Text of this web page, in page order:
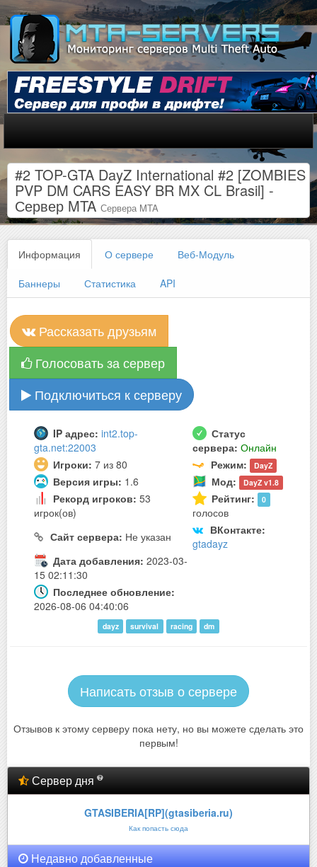
#2 TOP-GTA DayZ International #2 [ZOMBIES
PVP DM CARS EASY BR MX CL Brasil] -
Сервер MTA Сервера MTA
Информация О сервере Веб-Модуль
Баннеры Статистика API
Рассказать друзьям
Голосовать за сервер
Подключиться к серверу
IP адрес: int2.top-
gta.net:22003
Статус
сервера: Онлайн
Игроки: 7 из 80 Режим: DayZ
Версия игры: 1.6 Мод: DayZ v1.8
Рекорд игроков: 53
игрок(ов)
Рейтинг: 0
голосов
Сайт сервера: Не указан
ВКонтакте:
gtadayz
Дата добавления: 2023-03-
15 02:11:30
Последнее обновление:
2026-08-06 04:40:06
dayz survival racing dm
Написать отзыв о сервере
Отзывов к этому серверу пока нету, но вы можете сделать это
первым!
Сервер дня
GTASIBERIA[RP](gtasiberia.ru)
Как попасть сюда
Недавно добавленные